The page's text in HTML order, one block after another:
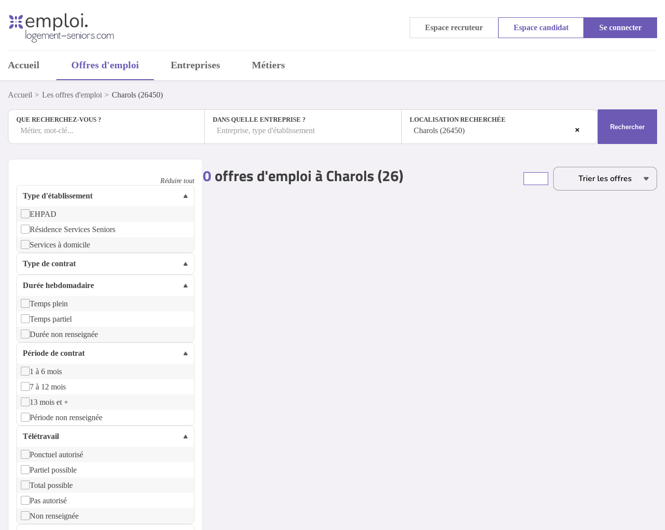
Espace recruteur Espace candidat Se connecter
Accueil Offres d'emploi Entreprises Métiers
Accueil Les offres d'emploi Charols (26450)
QUE RECHERCHEZ-VOUS ?
Métier, mot-clé...
DANS QUELLE ENTREPRISE ?
Entreprise, type d'établissement
LOCALISATION RECHERCHÉE
×
Charols (26450) Rechercher
0offres d'emploi à Charols (26)
Réduire tout
Type d'établissement
EHPAD
Résidence Services Seniors
Services à domicile
Type de contrat
Durée hebdomadaire
Temps plein
Temps partiel
Durée non renseignée
Période de contrat
1 à 6 mois
7 à 12 mois
13 mois et +
Période non renseignée
Télétravail
Ponctuel autorisé
Partiel possible
Total possible
Pas autorisé
Non renseignée